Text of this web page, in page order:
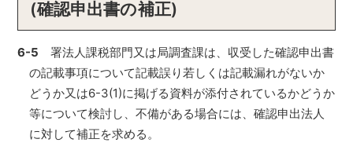
(確認申出書の補正)
6-5署法人課税部門又は局調査課は、収受した確認申出書
の記載事項について記載誤り若しくは記載漏れがないか
どうか又は6-3(1)に掲げる資料が添付されているかどうか
等について検討し、不備がある場合には、確認申出法人
に対して補正を求める。